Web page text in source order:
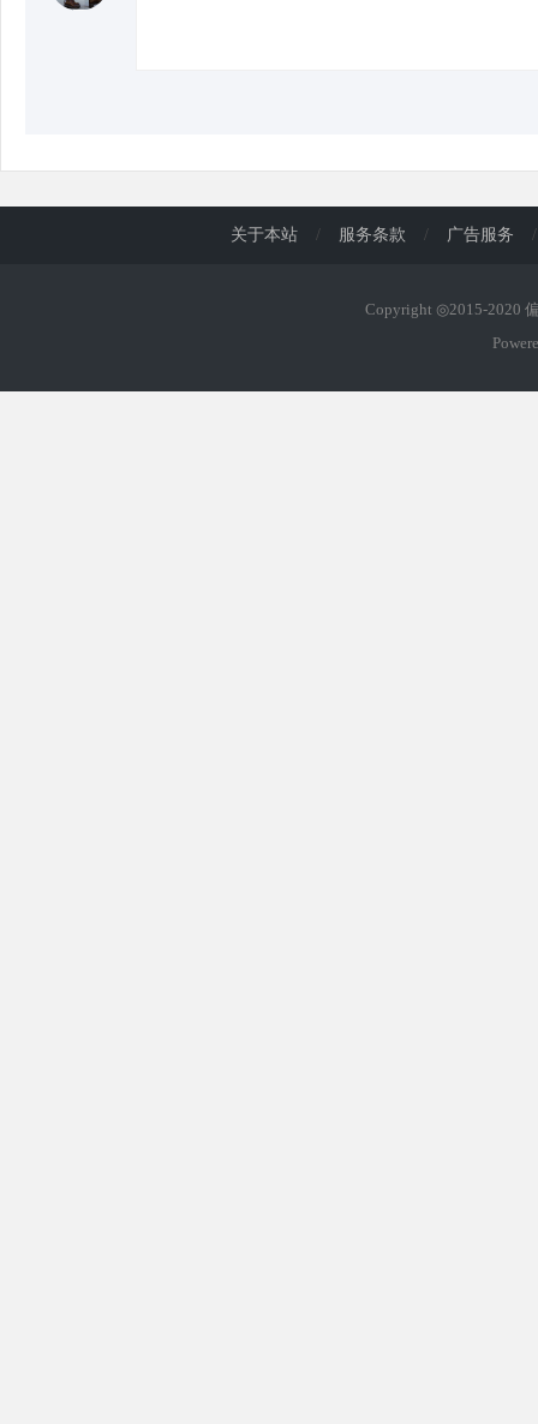
关于本站 / 服务条款 / 广告服务 /
Copyright ◎2015-2020